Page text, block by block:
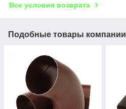
Все условия возврата
Подобные товары компании